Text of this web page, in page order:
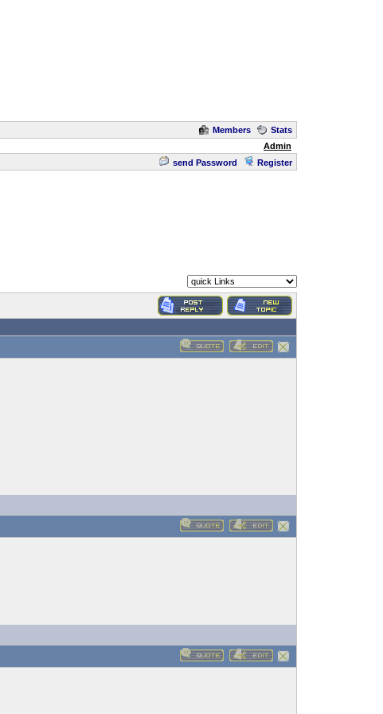
Members
Stats
Admin
send Password Register